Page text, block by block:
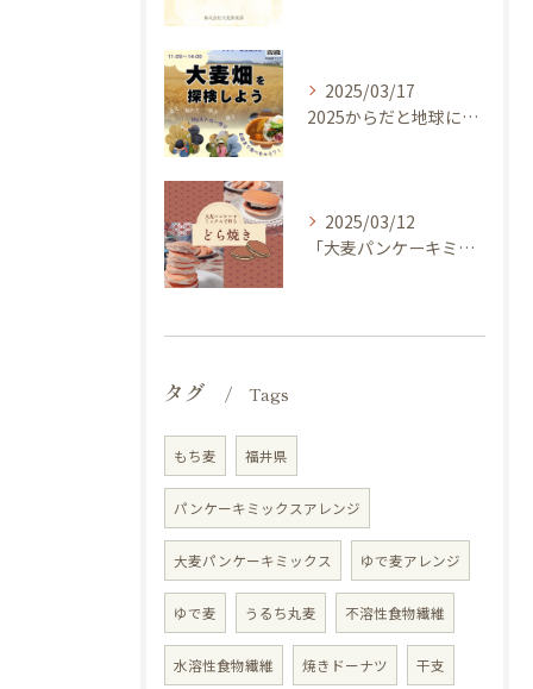
2025/03/17
2025からだと地球にやさしい大麦de体験しよう ～ 今年のキャッチフレーズは 『大麦畑を探検しよう！』イベントのご案内
2025/03/12
「大麦パンケーキミックス」を使ってどら焼き作ってみませんか？
タグ Tags
もち麦 福井県
パンケーキミックスアレンジ
大麦パンケーキミックス ゆで麦アレンジ
ゆで麦 うるち丸麦 不溶性食物繊維
水溶性食物繊維 焼きドーナツ 干支